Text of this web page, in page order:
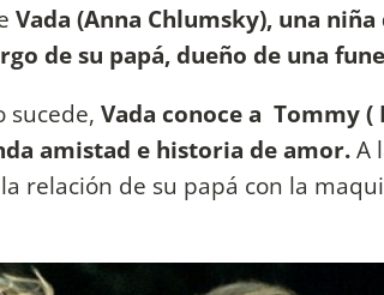
Vada (Anna Chlumsky), una niña
de su papá, dueño de una
sucede, Vada conoce a Tommy (
amistad e historia de amor.A
relación de su papá con la